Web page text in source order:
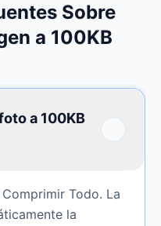
Sobre
a 100KB
a 100KB
Todo. La
la